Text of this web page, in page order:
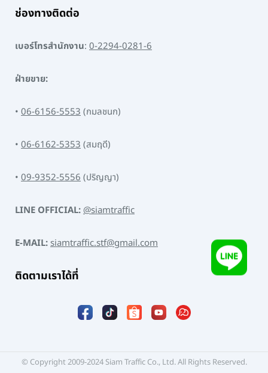
ช่องทางติดต่อ
เบอร์โทรสำนักงาน: 0-2294-0281-6
ฝ่ายขาย:
• 06-6156-5553(กมลชนก)
• 06-6162-5353(สมฤดี)
• 09-9352-5556(ปริญญา)
LINE OFFICIAL:@siamtraffic
E-MAIL:siamtraffic.stf@gmail.com
ติดตามเราได้ที่
© Copyright 2009-2024 Siam Traffic Co., Ltd. All Rights Reserved.